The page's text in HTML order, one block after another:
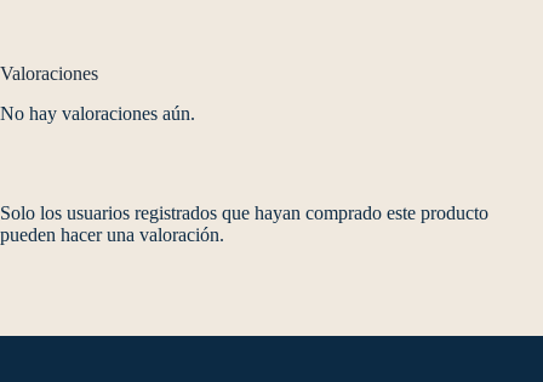
Valoraciones
No hay valoraciones aún.
Solo los usuarios registrados que hayan comprado este producto
pueden hacer una valoración.